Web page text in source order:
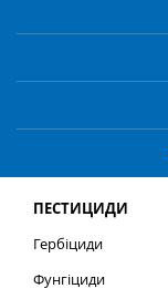
ПЕСТИЦИДИ
Гербіциди
Фунгіциди